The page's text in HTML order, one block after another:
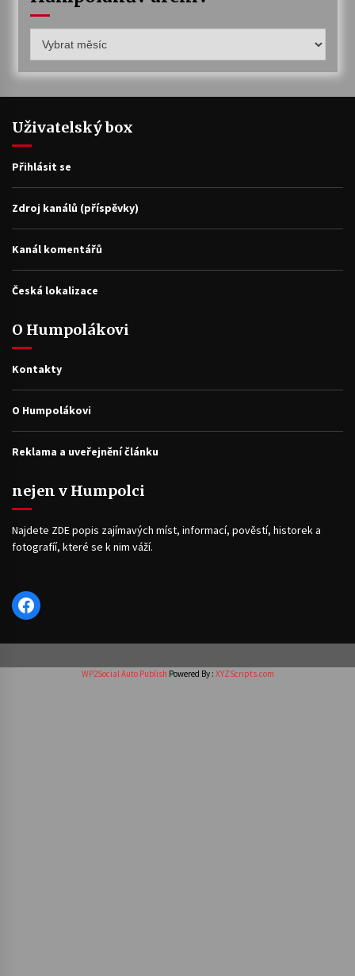
archiv
Uživatelský box
Přihlásit se
Zdroj kanálů (příspěvky)
Kanál komentářů
Česká lokalizace
O Humpolákovi
Kontakty
O Humpolákovi
Reklama a uveřejnění článku
nejen v Humpolci
Najdete ZDE popis zajímavých míst, informací, pověstí, historek a
fotografíí, které se k nim váží.
Facebook
WP2Social Auto Publish Powered By : XYZScripts.com